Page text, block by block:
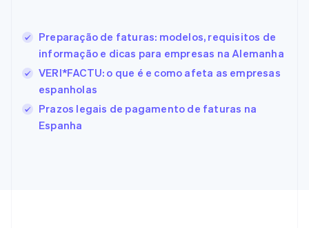
Preparação de faturas: modelos, requisitos de
informação e dicas para empresas na Alemanha
VERI*FACTU: o que é e como afeta as empresas
espanholas
Prazos legais de pagamento de faturas na
Espanha
Estônia
English
Finlândia
EnglishSvenska
França
Gibraltar
English